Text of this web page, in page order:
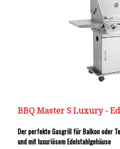
BBQ Master S Luxury -
Der perfekte Gasgrill für Balkon oder
und mit luxuriösem Edelstahlgehäuse